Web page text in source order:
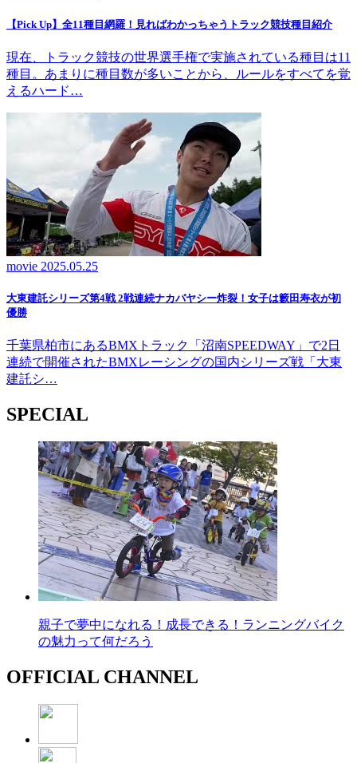
【Pick Up】全11種目網羅！見ればわかっちゃうトラック競技種目紹介
現在、トラック競技の世界選手権で実施されている種目は11
種目。あまりに種目数が多いことから、ルールをすべてを覚
えるハード…
movie 2025.05.25
大東建託シリーズ第4戦 2戦連続ナカバヤシー炸裂！女子は籔田寿衣が初
優勝
千葉県柏市にあるBMXトラック「沼南SPEEDWAY」で2日
連続で開催されたBMXレーシングの国内シリーズ戦「大東
建託シ…
SPECIAL
親子で夢中になれる！成長できる！ランニングバイク
の魅力って何だろう
OFFICIAL CHANNEL